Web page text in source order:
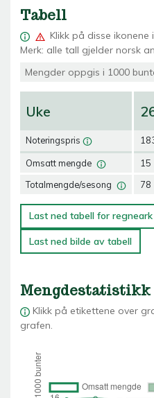
Tabell
Klikk på disse
Merk: alle tall gjelder norsk
Mengder oppgis i 1000
Uke
Noteringspris
Omsatt mengde
Totalmengde/sesong
15
78
Last ned tabell for regneark
Last ned bilde av tabell
Mengdestatistikk
Klikk på etikettene over
grafen.